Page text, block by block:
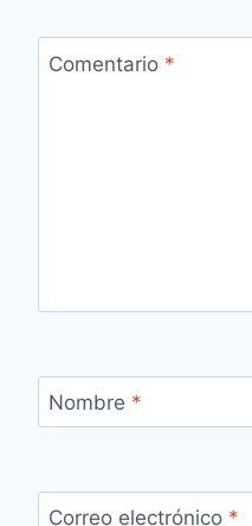
Comentario *
Nombre *
Correo electrónico *